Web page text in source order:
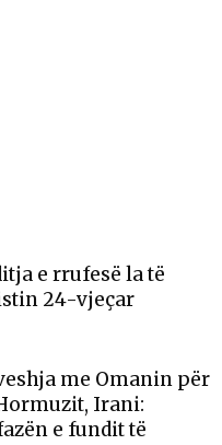
e rrufesë la të
24-vjeçar
me Omanin për
Irani:
e fundit të